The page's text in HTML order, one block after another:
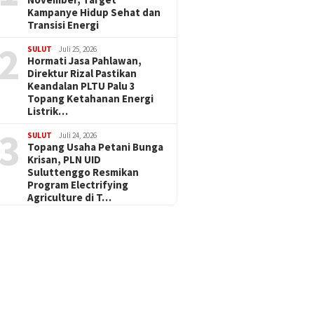
Kampanye Hidup Sehat dan
Transisi Energi
SULUT Juli 25, 2026
Hormati Jasa Pahlawan,
Direktur Rizal Pastikan
Keandalan PLTU Palu 3
Topang Ketahanan Energi
Listrik…
SULUT Juli 24, 2026
Topang Usaha Petani Bunga
Krisan, PLN UID
Suluttenggo Resmikan
Program Electrifying
Agriculture di T…